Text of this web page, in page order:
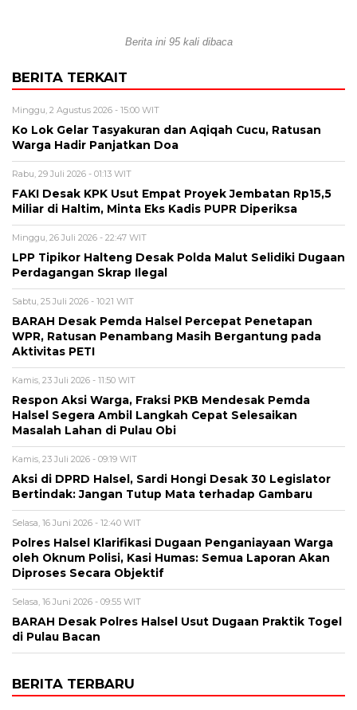
Berita ini 95 kali dibaca
BERITA TERKAIT
Minggu, 2 Agustus 2026 - 15:00 WIT
Ko Lok Gelar Tasyakuran dan Aqiqah Cucu, Ratusan
Warga Hadir Panjatkan Doa
Rabu, 29 Juli 2026 - 01:13 WIT
FAKI Desak KPK Usut Empat Proyek Jembatan Rp15,5
Miliar di Haltim, Minta Eks Kadis PUPR Diperiksa
Minggu, 26 Juli 2026 - 22:47 WIT
LPP Tipikor Halteng Desak Polda Malut Selidiki Dugaan
Perdagangan Skrap Ilegal
Sabtu, 25 Juli 2026 - 10:21 WIT
BARAH Desak Pemda Halsel Percepat Penetapan
WPR, Ratusan Penambang Masih Bergantung pada
Aktivitas PETI
Kamis, 23 Juli 2026 - 11:50 WIT
Respon Aksi Warga, Fraksi PKB Mendesak Pemda
Halsel Segera Ambil Langkah Cepat Selesaikan
Masalah Lahan di Pulau Obi
Kamis, 23 Juli 2026 - 09:19 WIT
Aksi di DPRD Halsel, Sardi Hongi Desak 30 Legislator
Bertindak: Jangan Tutup Mata terhadap Gambaru
Selasa, 16 Juni 2026 - 12:40 WIT
Polres Halsel Klarifikasi Dugaan Penganiayaan Warga
oleh Oknum Polisi, Kasi Humas: Semua Laporan Akan
Diproses Secara Objektif
Selasa, 16 Juni 2026 - 09:55 WIT
BARAH Desak Polres Halsel Usut Dugaan Praktik Togel
di Pulau Bacan
BERITA TERBARU